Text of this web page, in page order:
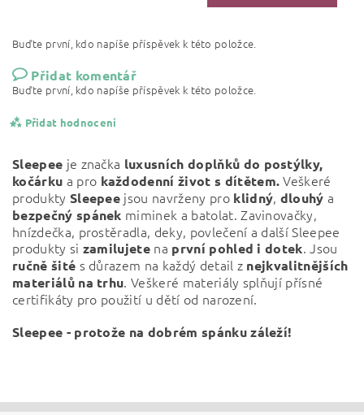
Buďte první, kdo napíše příspěvek k této položce.
Přidat komentář
Buďte první, kdo napíše příspěvek k této položce.
Přidat hodnocení
Sleepee je značka luxusních doplňků do postýlky,
kočárku a pro každodenní život s dítětem.Veškeré
produkty Sleepee jsou navrženy pro klidný, dlouhý a
bezpečný spánek miminek a batolat. Zavinovačky,
hnízdečka, prostěradla, deky, povlečení a další Sleepee
produkty si zamilujete na první pohled i dotek. Jsou
ručně šité s důrazem na každý detail z nejkvalitnějších
materiálů na trhu. Veškeré materiály splňují přísné
certifikáty pro použití u dětí od narození.
Sleepee - protože na dobrém spánku záleží!